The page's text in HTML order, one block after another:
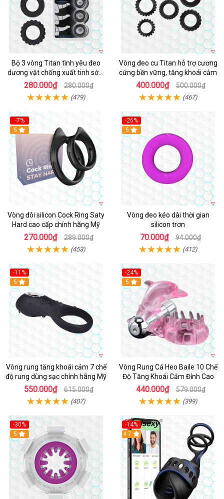
Bộ 3 vòng Titan tình yêu đeo
dương vật chống xuất tinh sớm
chất liệu silicon y tế
280.000₫ 280.000₫
(479)
Vòng đeo cu Titan hỗ trợ cương
cứng bền vững, tăng khoái cảm
400.000₫ 500.000₫
(467)
-7%
5
Vòng đôi silicon Cock Ring Saty
Hard cao cấp chính hãng Mỹ
270.000₫ 289.000₫
(453)
-26%
5
Vòng đeo kéo dài thời gian
silicon trơn
70.000₫ 94.000₫
(412)
-11%
5
Vòng rung tăng khoái cảm 7 chế
độ rung dùng sạc chính hãng Mỹ
550.000₫ 615.000₫
(407)
-24%
5
Vòng Rung Cá Heo Baile 10 Chế
Độ Tăng Khoái Cảm Đỉnh Cao
440.000₫ 579.000₫
(399)
-30%
5
-14%
4.7